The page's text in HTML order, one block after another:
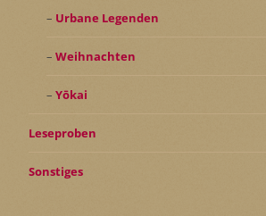
Urbane Legenden
Weihnachten
Yōkai
Leseproben
Sonstiges